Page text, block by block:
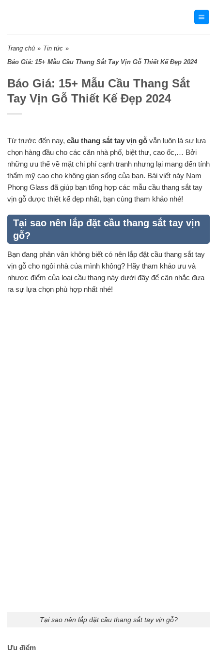
Trang chủ » Tin tức »
Báo Giá: 15+ Mẫu Cầu Thang Sắt Tay Vịn Gỗ Thiết Kế Đẹp 2024
Báo Giá: 15+ Mẫu Cầu Thang Sắt
Tay Vịn Gỗ Thiết Kế Đẹp 2024
Từ trước đến nay, cầu thang sắt tay vịn gỗ vẫn luôn là sự lựa
chọn hàng đầu cho các căn nhà phố, biệt thư, cao ốc,… Bởi
những ưu thế về mặt chi phí cạnh tranh nhưng lại mang đến tính
thẩm mỹ cao cho không gian sống của bạn. Bài viết này Nam
Phong Glass đã giúp bạn tổng hợp các mẫu cầu thang sắt tay
vịn gỗ được thiết kế đẹp nhất, bạn cùng tham khảo nhé!
Tại sao nên lắp đặt cầu thang sắt tay vịn
gỗ?
Bạn đang phân vân không biết có nên lắp đặt cầu thang sắt tay
vịn gỗ cho ngôi nhà của mình không? Hãy tham khảo ưu và
nhược điểm của loại cầu thang này dưới đây để cân nhắc đưa
ra sự lựa chọn phù hợp nhất nhé!
Tại sao nên lắp đặt cầu thang sắt tay vịn gỗ?
Ưu điểm